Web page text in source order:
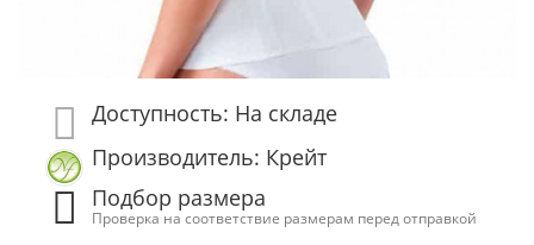
Доступность: На складе
Производитель: Крейт
Подбор размера
Проверка на соответствие размерам перед отправкой